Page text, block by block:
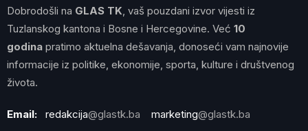
Dobrodošli na GLAS TK , vaš pouzdani izvor vijesti iz
Tuzlanskog kantona i Bosne i Hercegovine. Već 10
godina pratimo aktuelna dešavanja, donoseći vam najnovije
informacije iz politike, ekonomije, sporta, kulture i društvenog
života.
Email: redakcija@glastk.ba marketing@glastk.ba